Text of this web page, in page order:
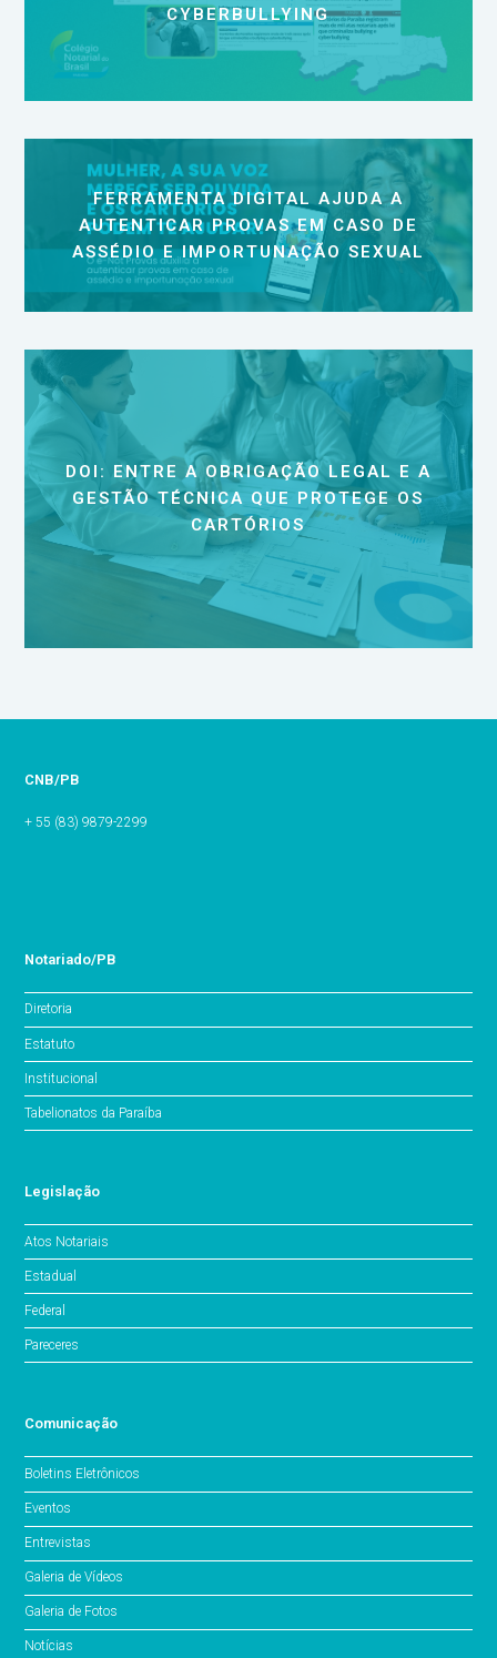
CYBERBULLYING
FERRAMENTA DIGITAL AJUDA A
AUTENTICAR PROVAS EM CASO DE
ASSÉDIO E IMPORTUNAÇÃO SEXUAL
DOI: ENTRE A OBRIGAÇÃO LEGAL E A
GESTÃO TÉCNICA QUE PROTEGE OS
CARTÓRIOS
CNB/PB
+ 55 (83) 9879-2299
Notariado/PB
Diretoria
Estatuto
Institucional
Tabelionatos da Paraíba
Legislação
Atos Notariais
Estadual
Federal
Pareceres
Comunicação
Boletins Eletrônicos
Eventos
Entrevistas
Galeria de Vídeos
Galeria de Fotos
Notícias